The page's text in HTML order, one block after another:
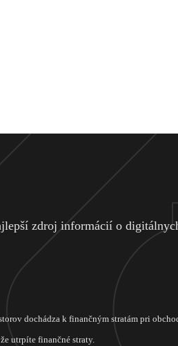
zdroj informácií o
dochádza k finančným stratám pri
utrpíte finančné straty.